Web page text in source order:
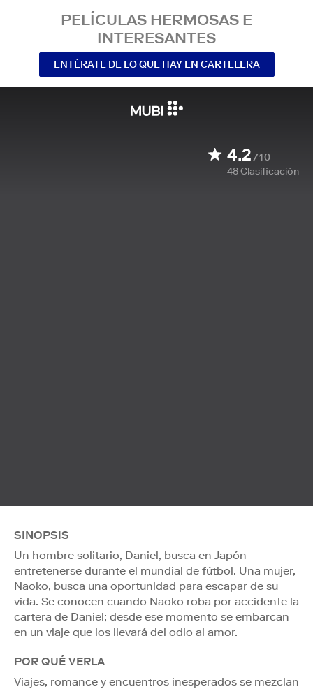
PELÍCULAS HERMOSAS E
INTERESANTES
ENTÉRATE DE LO QUE HAY EN CARTELERA
4.2/10
48Clasificación
SINOPSIS
Un hombre solitario, Daniel, busca en Japón
entretenerse durante el mundial de fútbol. Una mujer,
Naoko, busca una oportunidad para escapar de su
vida. Se conocen cuando Naoko roba por accidente la
cartera de Daniel; desde ese momento se embarcan
en un viaje que los llevará del odio al amor.
POR QUÉ VERLA
Viajes, romance y encuentros inesperados se mezclan